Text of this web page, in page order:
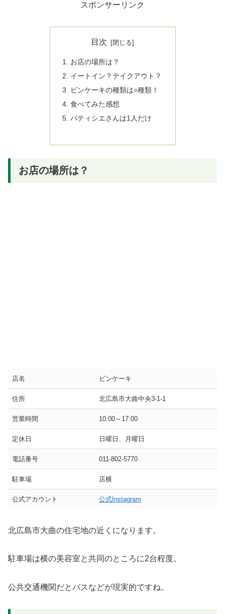
スポンサーリンク
目次
お店の場所は？
イートイン？テイクアウト？
ビンケーキの種類は○種類！
食べてみた感想
パティシエさんは1人だけ
お店の場所は？
店名 ビンケーキ
住所 北広島市大曲中央3-1-1
営業時間 10:00～17:00
定休日 日曜日、月曜日
電話番号 011-802-5770
駐車場 店横
公式アカウント 公式Instagram
北広島市大曲の住宅地の近くになります。
駐車場は横の美容室と共同のところに2台程度。
公共交通機関だとバスなどが現実的ですね。